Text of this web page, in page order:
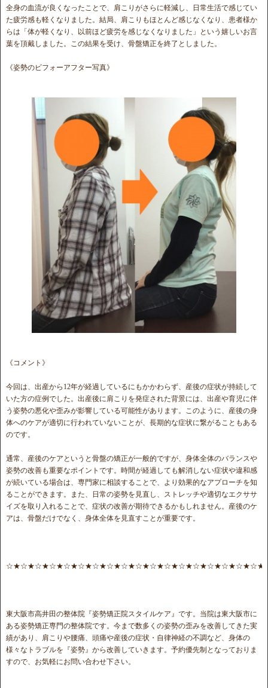
全身の血流が良くなったことで、肩こりがさらに軽減し、日常生活で感じてい
た疲労感も軽くなりました。結局、肩こりもほとんど感じなくなり、患者様か
らは「体が軽くなり、以前ほど疲労を感じなくなりました」という嬉しいお言
葉を頂戴しました。この結果を受け、骨盤矯正を終了としました。
《姿勢のビフォーアフター写真》
《コメント》
今回は、出産から12年が経過しているにもかかわらず、産後の症状が持続して
いた方の症例でした。出産後に肩こりを発症された背景には、出産や育児に伴
う姿勢の悪化や歪みが影響している可能性があります。このように、産後の身
体へのケアが適切に行われていないことが、長期的な症状に繋がることもある
のです。
通常、産後のケアというと骨盤の矯正が一般的ですが、身体全体のバランスや
姿勢の改善も重要なポイントです。時間が経過しても解消しない症状や違和感
が続いている場合は、専門家に相談することで、より効果的なアプローチを知
ることができます。また、日常の姿勢を見直し、ストレッチや適切なエクササ
イズを取り入れることで、症状の改善が期待できるかもしれません。産後のケ
アは、骨盤だけでなく、身体全体を見直すことが重要です。
東大阪市高井田の整体院『姿勢矯正院スタイルケア』です。当院は東大阪市に
ある姿勢矯正専門の整体院です。今まで数多くの姿勢の歪みを改善してきた実
績があり、肩こりや腰痛、頭痛や産後の症状・自律神経の不調など、身体の
様々なトラブルを『姿勢』から改善していきます。予約優先制となっておりま
すので、お気軽にお問い合わせ下さい。